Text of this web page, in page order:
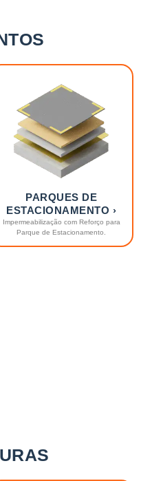
PARQUES DE
ESTACIONAMENTO ›
Impermeabilização com Reforço para
Parque de Estacionamento.